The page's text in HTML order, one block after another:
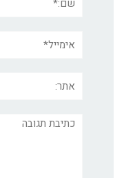
תגובה